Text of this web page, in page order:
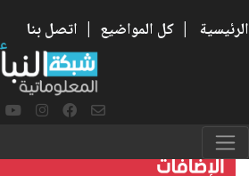
الرئيسية | كل المواضيع | اتصل بنا